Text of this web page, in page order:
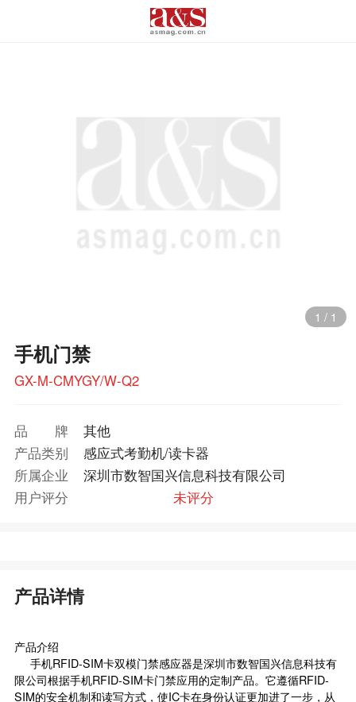
1 / 1
手机门禁
GX-M-CMYGY/W-Q2
品牌
其他
产品类别
感应式考勤机/读卡器
所属企业
深圳市数智国兴信息科技有限公司
用户评分
未评分
产品详情
产品介绍
手机RFID-SIM卡双模门禁感应器是深圳市数智国兴信息科技有
限公司根据手机RFID-SIM卡门禁应用的定制产品。它遵循RFID-
SIM的安全机制和读写方式，使IC卡在身份认证更加进了一步，从